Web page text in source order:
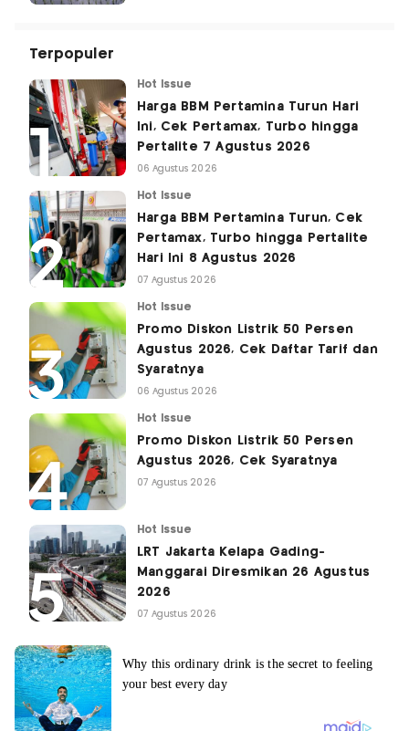
Terpopuler
Hot Issue
Harga BBM Pertamina Turun Hari
Ini, Cek Pertamax, Turbo hingga
Pertalite 7 Agustus 2026
06 Agustus 2026
Hot Issue
Harga BBM Pertamina Turun, Cek
Pertamax, Turbo hingga Pertalite
Hari Ini 8 Agustus 2026
07 Agustus 2026
Hot Issue
Promo Diskon Listrik 50 Persen
Agustus 2026, Cek Daftar Tarif dan
Syaratnya
06 Agustus 2026
Hot Issue
Promo Diskon Listrik 50 Persen
Agustus 2026, Cek Syaratnya
07 Agustus 2026
Hot Issue
LRT Jakarta Kelapa Gading-
Manggarai Diresmikan 26 Agustus
2026
07 Agustus 2026